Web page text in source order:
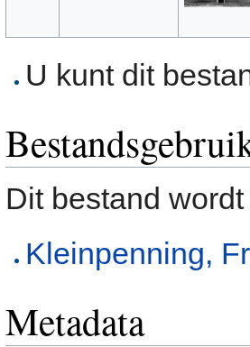
U kunt dit
Dit bestand
Kleinpenning,
Metadata